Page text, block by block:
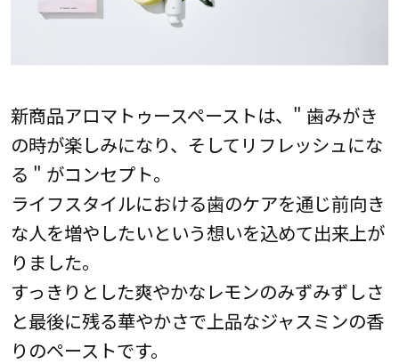
新商品アロマトゥースペーストは、" 歯みがき
の時が楽しみになり、そしてリフレッシュにな
る " がコンセプト。
ライフスタイルにおける歯のケアを通じ前向き
な人を増やしたいという想いを込めて出来上が
りました。
すっきりとした爽やかなレモンのみずみずしさ
と最後に残る華やかさで上品なジャスミンの香
りのペーストです。